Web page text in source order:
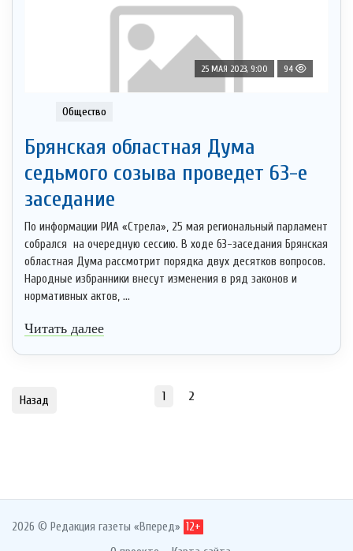
25 МАЯ 2023, 9:00 94
Общество
Брянская областная Дума
седьмого созыва проведет 63-е
заседание
По информации РИА «Стрела», 25 мая региональный парламент
собрался на очередную сессию. В ходе 63-заседания Брянская
областная Дума рассмотрит порядка двух десятков вопросов.
Народные избранники внесут изменения в ряд законов и
нормативных актов, ...
Читать далее
Назад 1 2
2026 © Редакция газеты «Вперед» 12+